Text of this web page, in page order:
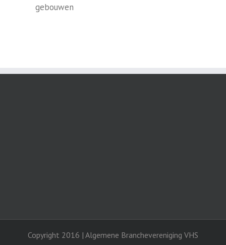
gebouwen
Copyright 2016 | Algemene Branchevereniging VHS